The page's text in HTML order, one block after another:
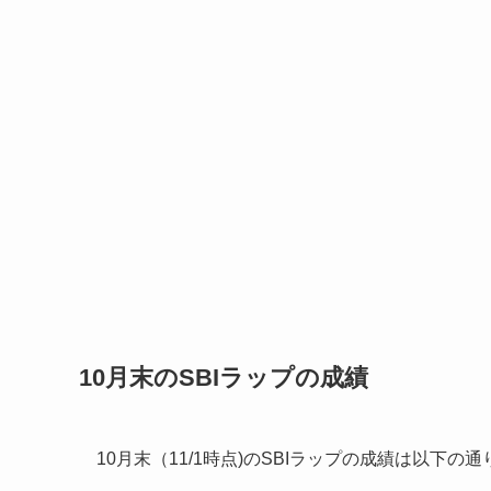
10月末のSBIラップの成績
10月末（11/1時点)のSBIラップの成績は以下の通